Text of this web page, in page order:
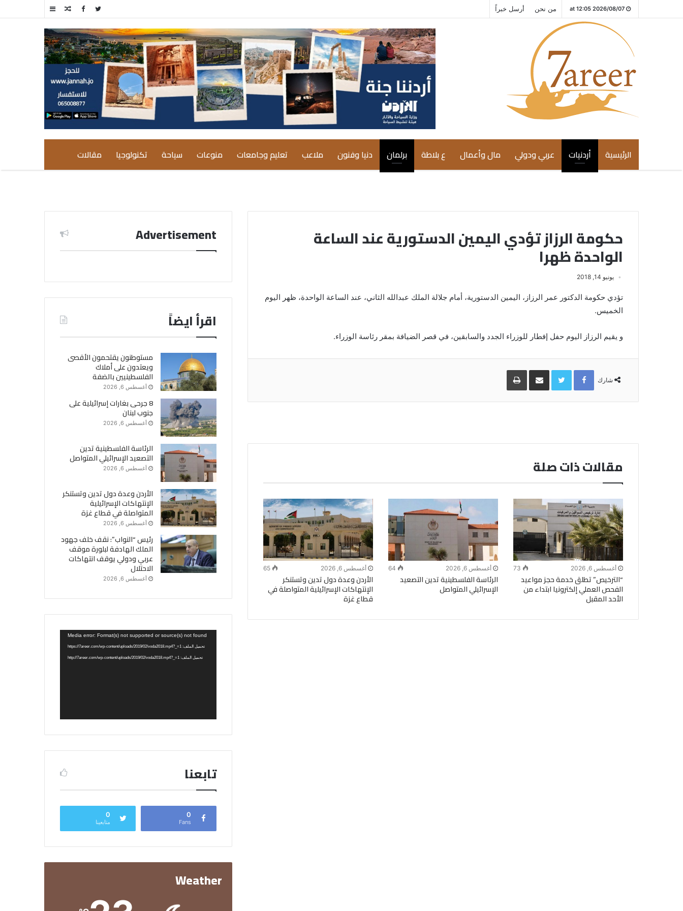
2026/08/07 at 12:05 من نحن أرسل خبراً إضافة
جانبي
مقال
الرئيسية أردنيات عربي ودولي مال وأعمال ع بلاطة برلمان دنيا وفنون ملاعب تعليم وجامعات منوعات سياحة تكنولوجيا مقالات
حكومة الرزاز تؤدي اليمين الدستورية عند الساعة
الواحدة ظهرا
يونيو 14, 2018
تؤدي حكومة الدكتور عمر الرزاز، اليمين الدستورية، أمام جلالة الملك عبدالله الثاني، عند الساعة الواحدة، ظهر اليوم
الخميس.
و يقيم الرزاز اليوم حفل إفطار للوزراء الجدد والسابقين، في قصر الضيافة بمقر رئاسة الوزراء.
شارك
Facebook
Twitterمشاركة
البريد
طباعة
مقالات ذات صلة
أغسطس 6, 2026 73
“الترخيص” تطلق خدمة حجز مواعيد
الفحص العملي إلكترونيا ابتداء من
الأحد المقبل
أغسطس 6, 2026 64
الرئاسة الفلسطينية تدين التصعيد
الإسرائيلي المتواصل
أغسطس 6, 2026 65
الأردن وعدة دول تدين وتستنكر
الإنتهاكات الإسرائيلية المتواصلة في
قطاع غزة
Advertisement
اقرأ ايضاً
مستوطنون يقتحمون الأقصى
ويعتدون على أملاك
الفلسطينيين بالضفة
أغسطس 6, 2026
8 جرحى بغارات إسرائيلية على
جنوب لبنان
أغسطس 6, 2026
الرئاسة الفلسطينية تدين
التصعيد الإسرائيلي المتواصل
أغسطس 6, 2026
الأردن وعدة دول تدين وتستنكر
الإنتهاكات الإسرائيلية
المتواصلة في قطاع غزة
أغسطس 6, 2026
رئيس “النواب”: نقف خلف جهود
الملك الهادفة لبلورة موقف
عربي ودولي يوقف انتهاكات
الاحتلال
أغسطس 6, 2026
مشغل
الفيديو
Media error: Format(s) not supported or source(s) not found
تحميل الملف: https://7areer.com/wp-content/uploads/2019/02/voda2018.mp4?_=1
تحميل الملف: http://7areer.com/wp-content/uploads/2019/02/voda2018.mp4?_=1
تابعنا
0
Fans
0
متابعينا
Weather